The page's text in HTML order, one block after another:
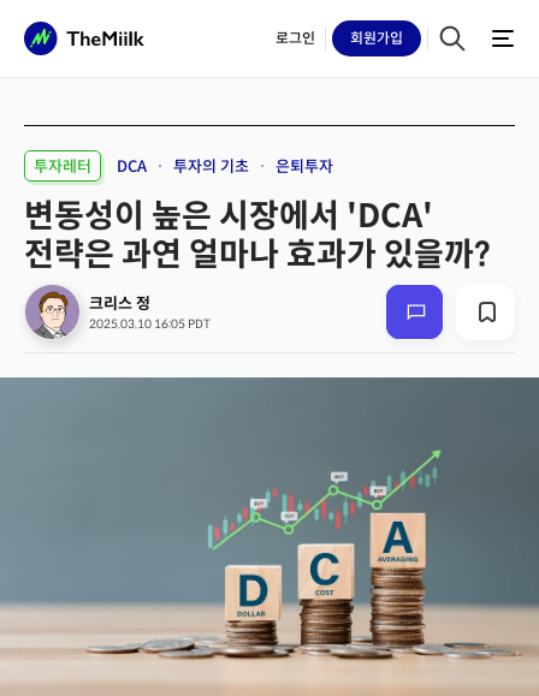
로그인 회원가입
투자레터 DCA 투자의 기초 은퇴투자
변동성이 높은 시장에서 'DCA'
전략은 과연 얼마나 효과가 있을까?
크리스 정
2025.03.10 16:05 PDT